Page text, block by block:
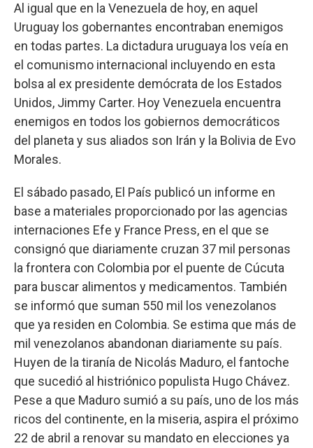
Al igual que en la Venezuela de hoy, en aquel
Uruguay los gobernantes encontraban enemigos
en todas partes. La dictadura uruguaya los veía en
el comunismo internacional incluyendo en esta
bolsa al ex presidente demócrata de los Estados
Unidos, Jimmy Carter. Hoy Venezuela encuentra
enemigos en todos los gobiernos democráticos
del planeta y sus aliados son Irán y la Bolivia de Evo
Morales.
El sábado pasado, El País publicó un informe en
base a materiales proporcionado por las agencias
internaciones Efe y France Press, en el que se
consignó que diariamente cruzan 37 mil personas
la frontera con Colombia por el puente de Cúcuta
para buscar alimentos y medicamentos. También
se informó que suman 550 mil los venezolanos
que ya residen en Colombia. Se estima que más de
mil venezolanos abandonan diariamente su país.
Huyen de la tiranía de Nicolás Maduro, el fantoche
que sucedió al histriónico populista Hugo Chávez.
Pese a que Maduro sumió a su país, uno de los más
ricos del continente, en la miseria, aspira el próximo
22 de abril a renovar su mandato en elecciones ya